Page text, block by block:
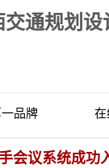
通规划
品牌 在
会议系统成功